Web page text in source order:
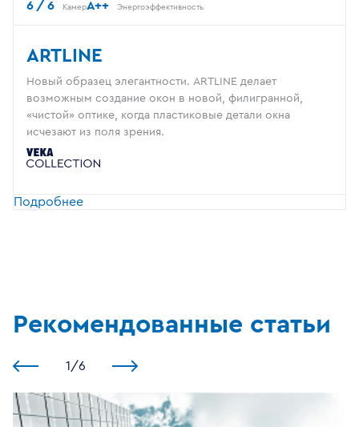
6 / 6 КамерA++ Энергоэффективность
ARTLINE
Новый образец элегантности. ARTLINE делает
возможным создание окон в новой, филигранной,
«чистой» оптике, когда пластиковые детали окна
исчезают из поля зрения.
Подробнее
Рекомендованные статьи
1 /6